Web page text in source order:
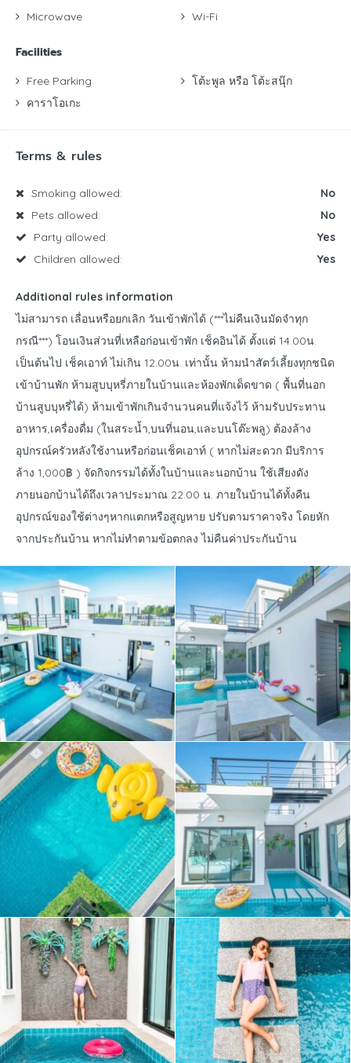
Microwave
Wi-Fi
Facilities
Free Parking
คาราโอเกะ
โต้ะพูล หรือ โต้ะสนุ๊ก
Terms & rules
Smoking allowed:
No
Pets allowed:
No
Party allowed:
Yes
Children allowed:
Yes
Additional rules information
ไม่สามารถ เลื่อนหรือยกเลิก วันเข้าพักได้ (***ไม่คืนเงินมัดจำทุก
กรณี***) โอนเงินส่วนที่เหลือก่อนเข้าพัก เช็คอินได้ ตั้งแต่ 14.00น.
เป็นต้นไป เช็คเอาท์ ไม่เกิน 12.00น. เท่านั้น ห้ามนำสัตว์เลี้ยงทุกชนิด
เข้าบ้านพัก ห้ามสูบบุหรี่ภายในบ้านและห้องพักเด็ดขาด ( พื้นที่นอก
บ้านสูบบุหรี่ได้) ห้ามเข้าพักเกินจำนวนคนที่แจ้งไว้ ห้ามรับประทาน
อาหาร,เครื่องดื่ม (ในสระน้ำ,บนที่นอน,และบนโต๊ะพลู) ต้องล้าง
อุปกรณ์ครัวหลังใช้งานหรือก่อนเช็คเอาท์ ( หากไม่สะดวก มีบริการ
ล้าง 1,000฿ ) จัดกิจกรรมได้ทั้งในบ้านและนอกบ้าน ใช้เสียงดัง
ภายนอกบ้านได้ถึงเวลาประมาณ 22.00 น. ภายในบ้านได้ทั้งคืน
อุปกรณ์ของใช้ต่างๆหากแตกหรือสูญหาย ปรับตามราคาจริง โดยหัก
จากประกันบ้าน หากไม่ทำตามข้อตกลง ไม่คืนค่าประกันบ้าน